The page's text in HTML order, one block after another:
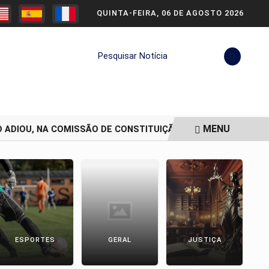
QUINTA-FEIRA, 06 DE AGOSTO 2026
Pesquisar Notícia
NA COMISSÃO DE CONSTITUIÇÃO. SENADO ADIA
MENU
ESPORTES GERAL JUSTIÇA